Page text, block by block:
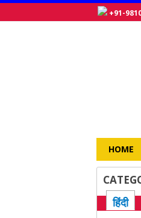
+91-
HOME
हिंदी